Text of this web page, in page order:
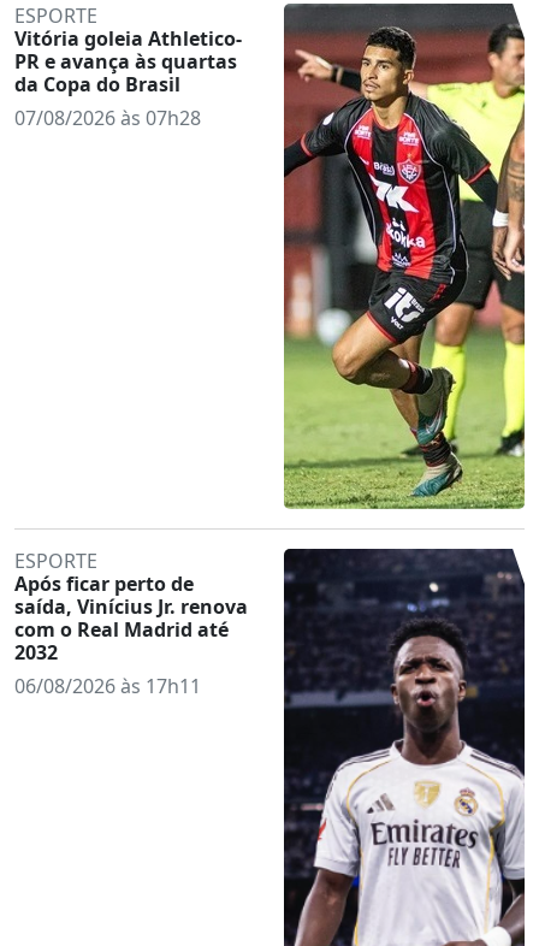
ESPORTE
Vitória goleia Athletico-
PR e avança às quartas
da Copa do Brasil
07/08/2026 às 07h28
ESPORTE
Após ficar perto de
saída, Vinícius Jr. renova
com o Real Madrid até
2032
06/08/2026 às 17h11